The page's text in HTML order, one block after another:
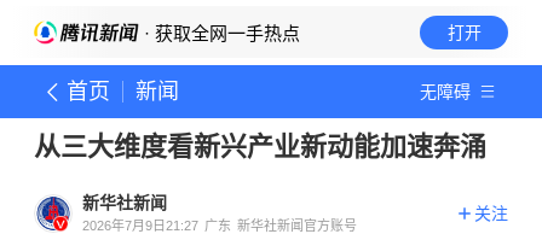
· 获取全网一手热点 打开
首页 新闻 无障碍
从三大维度看新兴产业新动能加速奔涌
新华社新闻
2026年7月9日21:27 广东 新华社新闻官方账号
关注